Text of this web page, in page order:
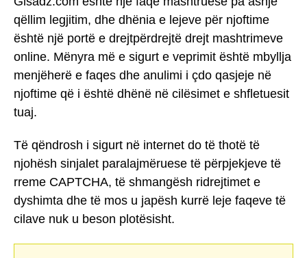
qëllim legjitim, dhe dhënia e lejeve për njoftime
është një portë e drejtpërdrejtë drejt mashtrimeve
online. Mënyra më e sigurt e veprimit është mbyllja
menjëherë e faqes dhe anulimi i çdo qasjeje në
njoftime që i është dhënë në cilësimet e shfletuesit
tuaj.
Të qëndrosh i sigurt në internet do të thotë të
njohësh sinjalet paralajmëruese të përpjekjeve të
rreme CAPTCHA, të shmangësh ridrejtimet e
dyshimta dhe të mos u japësh kurrë leje faqeve të
cilave nuk u beson plotësisht.